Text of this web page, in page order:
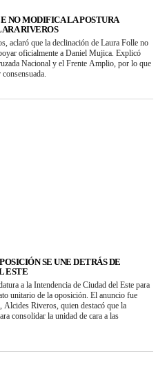
NO MODIFICA LA POSTURA
RIVEROS
aclaró que la declinación de Laura Folle no
oficialmente a Daniel Mujica. Explicó
Nacional y el Frente Amplio, por lo que
SE UNE DETRÁS DE
ESTE
a la Intendencia de Ciudad del Este para
unitario de la oposición. El anuncio fue
Riveros, quien destacó que la
consolidar la unidad de cara a las